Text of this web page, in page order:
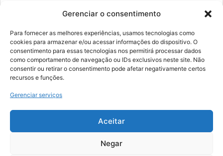
Gerenciar o consentimento
Para fornecer as melhores experiências, usamos tecnologias como
cookies para armazenar e/ou acessar informações do dispositivo. O
consentimento para essas tecnologias nos permitirá processar dados
como comportamento de navegação ou IDs exclusivos neste site. Não
consentir ou retirar o consentimento pode afetar negativamente certos
recursos e funções.
Gerenciar serviços
Aceitar
Negar
Prefeitura convoca organizações de
Resíduos Sólidos
05/08/2026
© 2026, Todos os direitos reservados | Desenvolvido por:
Digital Business| Hospedado por:NP Publicidade
Fale Conosco
Sobre Nós
Política de Segurança e Privacidade